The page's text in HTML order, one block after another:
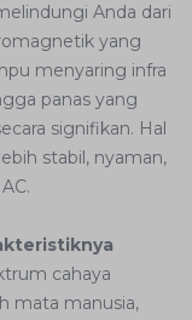
Anda dari
yang
menyaring infra
panas yang
signifikan. Hal
stabil, nyaman,
cahaya
mata manusia,